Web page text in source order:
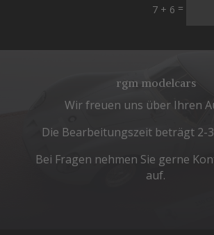
7 + 6 =
rgm modelcars
Wir freuen uns über Ihren
Die Bearbeitungszeit beträgt 2-
Bei Fragen nehmen Sie gerne
auf.